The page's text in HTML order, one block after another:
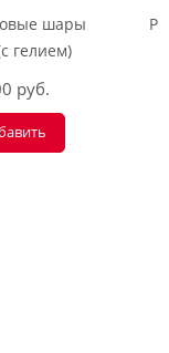
шары
гелием)
руб.